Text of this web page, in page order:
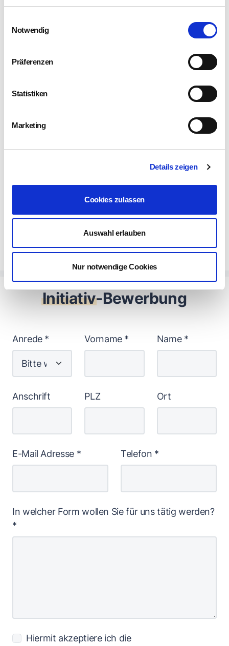
Notwendig
Präferenzen
Statistiken
Marketing
Details zeigen
Cookies zulassen
Auswahl erlauben
Nur notwendige Cookies
Initiativ-Bewerbung
Anrede * Vorname * Name *
Anschrift PLZ Ort
E-Mail Adresse * Telefon *
In welcher Form wollen Sie für uns tätig werden?
*
Hiermit akzeptiere ich die